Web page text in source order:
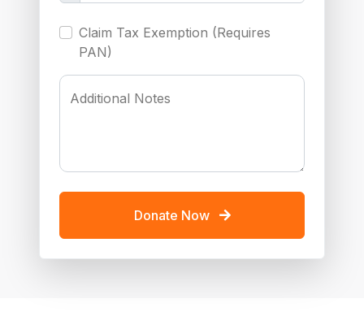
Claim Tax Exemption (Requires
PAN)
Additional Notes
Donate Now